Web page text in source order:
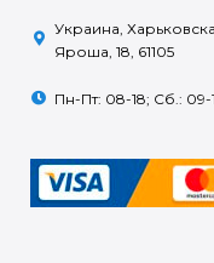
Украина,
Яроша, 18, 61105
Пн-Пт: 08-18; Сб.: